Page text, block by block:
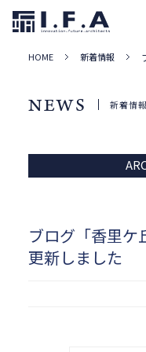
HOME 新着情報
NEWS 新着情報
ブログ「香里
更新しました